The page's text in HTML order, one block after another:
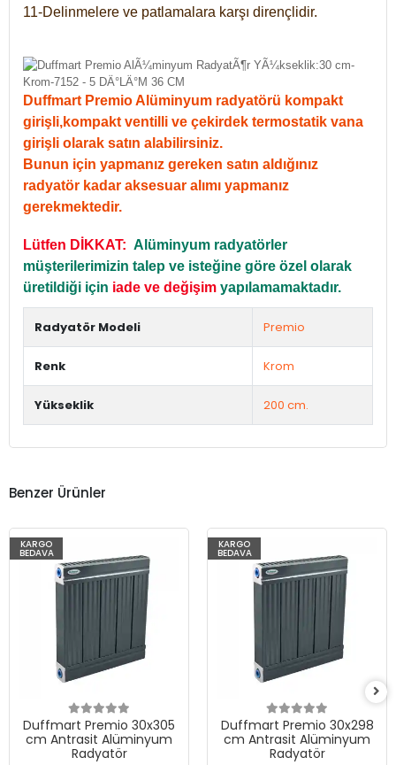
11-Delinmelere ve patlamalara karşı dirençlidir.
Duffmart Premio Alüminyum radyatörü kompakt
girişli,kompakt ventilli ve çekirdek termostatik vana
girişli olarak satın alabilirsiniz.
Bunun için yapmanız gereken satın aldığınız
radyatör kadar aksesuar alımı yapmanız
gerekmektedir.
Lütfen DİKKAT: Alüminyum radyatörler
müşterilerimizin talep ve isteğine göre özel olarak
üretildiği için iade ve değişim yapılamamaktadır.
Radyatör Modeli Premio
Renk Krom
Yükseklik 200 cm.
Benzer Ürünler
KARGO
BEDAVA
Duffmart Premio 30x305
cm Antrasit Alüminyum
Radyatör
KARGO
BEDAVA
Duffmart Premio 30x298
cm Antrasit Alüminyum
Radyatör